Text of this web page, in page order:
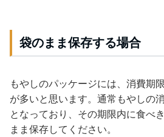
袋のまま保存する場合
もやしのパッケージには、消費期
が多いと思います。通常もやしの
となっており、その期限内に食べ
まま保存してください。